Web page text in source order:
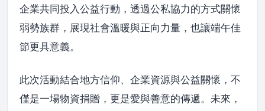
企業共同投入公益行動，透過公私協力的方式關懷
弱勢族群，展現社會溫暖與正向力量，也讓端午佳
節更具意義。
此次活動結合地方信仰、企業資源與公益關懷，不
僅是一場物資捐贈，更是愛與善意的傳遞。未來，